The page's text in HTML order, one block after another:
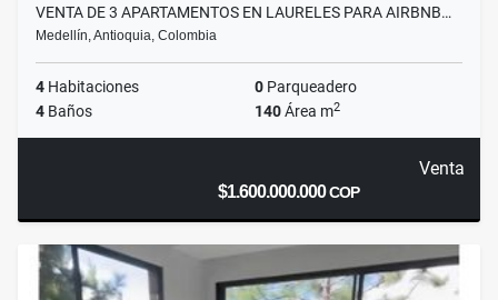
VENTA DE 3 APARTAMENTOS EN LAURELES PARA AIRBNB…
Medellín, Antioquia, Colombia
4 Habitaciones 0 Parqueadero
4 Baños 140Área m2
Venta
$1.600.000.000COP